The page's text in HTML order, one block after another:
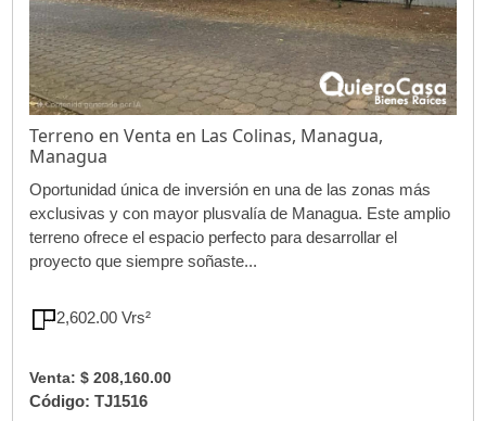
Terreno en Venta en Las Colinas, Managua,
Managua
Oportunidad única de inversión en una de las zonas más
exclusivas y con mayor plusvalía de Managua. Este amplio
terreno ofrece el espacio perfecto para desarrollar el
proyecto que siempre soñaste...
2,602.00 Vrs²
Venta: $ 208,160.00
Código: TJ1516